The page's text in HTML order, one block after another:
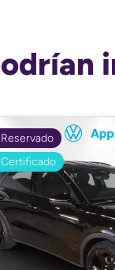
Reservado
Certificado